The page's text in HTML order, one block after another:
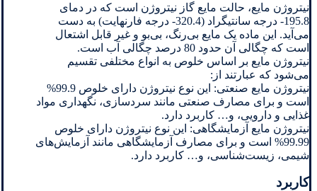
نیتروژن مایع، حالت مایع گاز نیتروژن است که در دمای
195.8- درجه سانتیگراد (320.4- درجه فارنهایت) به دست
می‌آید. این ماده یک مایع بی‌رنگ، بی‌بو و غیر قابل اشتعال
است که چگالی آن حدود 80 درصد چگالی آب است.
نیتروژن مایع بر اساس خلوص به انواع مختلفی تقسیم
می‌شود که عبارتند از:
نیتروژن مایع صنعتی: این نوع نیتروژن دارای خلوص 99.9%
است و برای مصارف صنعتی مانند سردسازی، نگهداری مواد
غذایی و دارویی، و… کاربرد دارد.
نیتروژن مایع آزمایشگاهی: این نوع نیتروژن دارای خلوص
99.99% است و برای مصارف آزمایشگاهی مانند آزمایش‌های
شیمی، زیست‌شناسی، و… کاربرد دارد.
کاربرد